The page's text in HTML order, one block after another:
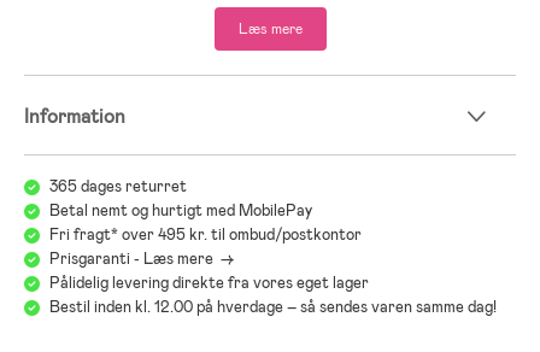
Læs mere
Information
365 dages returret
Betal nemt og hurtigt med MobilePay
Fri fragt* over 495 kr. til ombud/postkontor
Prisgaranti - Læs mere ->
Pålidelig levering direkte fra vores eget lager
Bestil inden kl. 12.00 på hverdage – så sendes varen samme dag!